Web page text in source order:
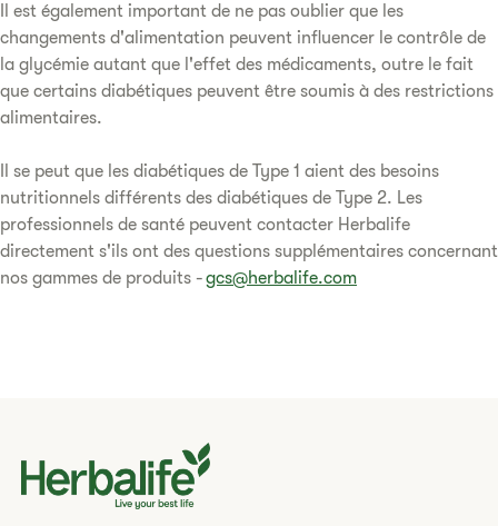
Il est également important de ne pas oublier que les
changements d'alimentation peuvent influencer le contrôle de
la glycémie autant que l'effet des médicaments, outre le fait
que certains diabétiques peuvent être soumis à des restrictions
alimentaires.
Il se peut que les diabétiques de Type 1 aient des besoins
nutritionnels différents des diabétiques de Type 2. Les
professionnels de santé peuvent contacter Herbalife
directement s'ils ont des questions supplémentaires concernant
nos gammes de produits -gcs@herbalife.com